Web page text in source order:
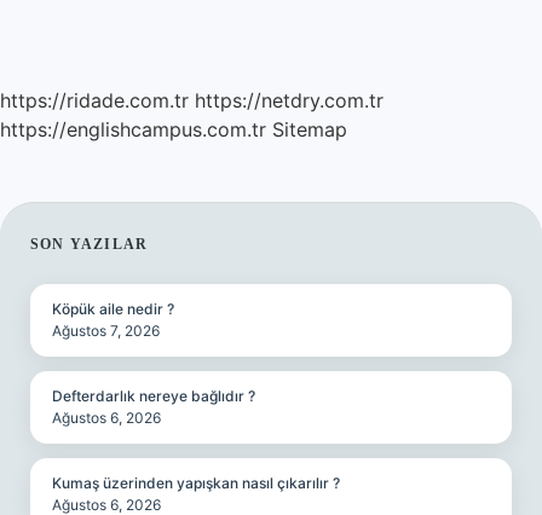
https://ridade.com.tr https://netdry.com.tr
https://englishcampus.com.tr Sitemap
SIDEBAR
SON YAZILAR
Köpük aile nedir ?
Ağustos 7, 2026
Defterdarlık nereye bağlıdır ?
Ağustos 6, 2026
Kumaş üzerinden yapışkan nasıl çıkarılır ?
Ağustos 6, 2026